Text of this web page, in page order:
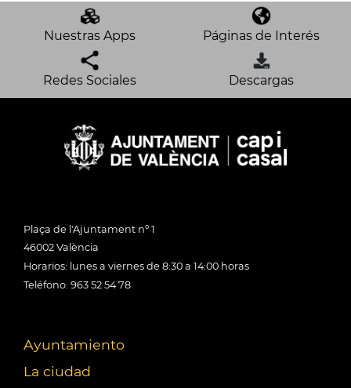
Nuestras Apps Páginas de Interés
Redes Sociales Descargas
Plaça de l'Ajuntament nº 1
46002 València
Horarios: lunes a viernes de 8:30 a 14:00 horas
Teléfono: 963 52 54 78
Ayuntamiento
La ciudad